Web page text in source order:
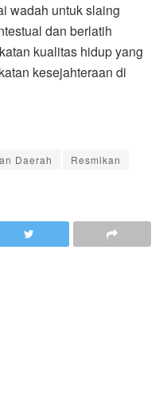
wadah untuk slaing
dan berlatih
kualitas hidup yang
kesejahteraan di
Daerah
Resmikan